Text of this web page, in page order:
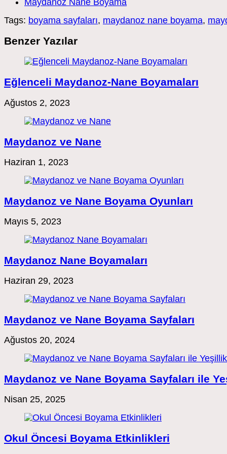
Maydanoz Nane Boyama
Tags: boyama sayfaları, maydanoz nane boyama,
Benzer Yazılar
Eğlenceli Maydanoz-Nane Boyamaları
Ağustos 2, 2023
Maydanoz ve Nane
Haziran 1, 2023
Maydanoz ve Nane Boyama Oyunları
Mayıs 5, 2023
Maydanoz Nane Boyamaları
Haziran 29, 2023
Maydanoz ve Nane Boyama Sayfaları
Ağustos 20, 2024
Maydanoz ve Nane Boyama Sayfaları ile
Nisan 25, 2025
Okul Öncesi Boyama Etkinlikleri